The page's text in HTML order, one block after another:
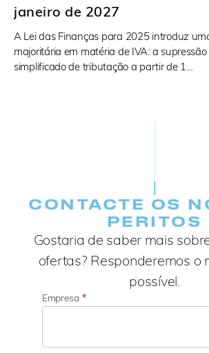
janeiro de 2027
A Lei das Finanças para 2025 introduz
majoritária em matéria de IVA: a
simplificado de tributação a partir de 1…
CONTACTE OS
PERITOS
Gostaria de saber mais
ofertas? Responderemos o
possível.
Empresa *